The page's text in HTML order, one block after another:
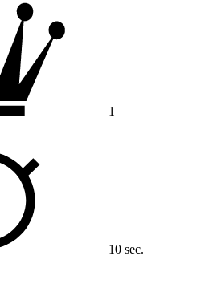
1
10 sec.